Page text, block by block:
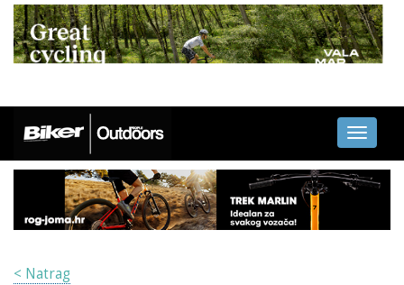
Toggle
< Natrag